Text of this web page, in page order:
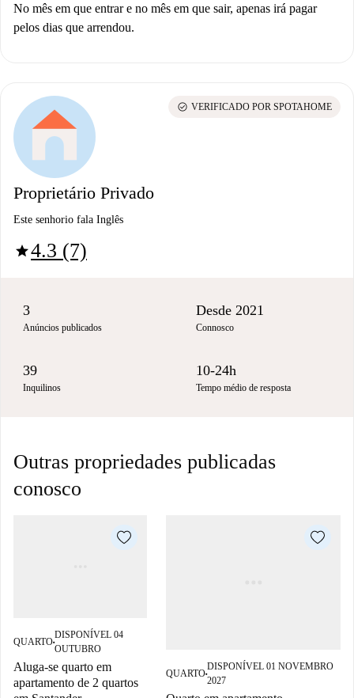
No mês em que entrar e no mês em que sair, apenas irá pagar
pelos dias que arrendou.
Proprietário Privado
Este senhorio fala Inglês
star4.3 (7)
check_circle VERIFICADO POR SPOTAHOME
3
Anúncios publicados
Desde 2021
Connosco
39
Inquilinos
10-24h
Tempo médio de resposta
Outras propriedades publicadas
conosco
QUARTO■
DISPONÍVEL 04
OUTUBRO
Aluga-se quarto em
apartamento de 2 quartos
QUARTO■
DISPONÍVEL 01 NOVEMBRO
2027